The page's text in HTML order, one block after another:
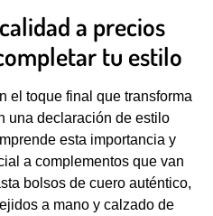
a precios
tu estilo
el toque final que transforma
una declaración de estilo
esta importancia y
a complementos que van
bolsos de cuero auténtico,
a mano y calzado de